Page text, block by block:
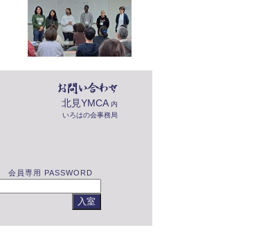
北見YMCA 内
いろはの会事務局
会員専用 PASSWORD